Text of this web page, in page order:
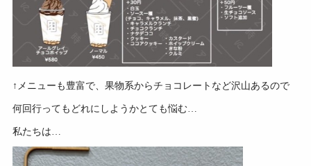
↑メニューも豊富で、果物系からチョコレートなど沢山あるので
何回行ってもどれにしようかとても悩む…
私たちは…